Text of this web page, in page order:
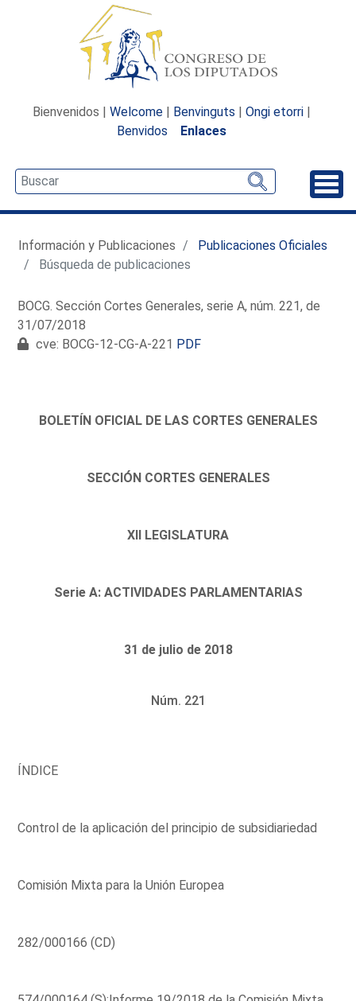
Bienvenidos | Welcome | Benvinguts | Ongi etorri |
Benvidos
Enlaces
Información y Publicaciones
Publicaciones Oficiales
Búsqueda de publicaciones
BOCG. Sección Cortes Generales, serie A, núm. 221, de
31/07/2018
cve: BOCG-12-CG-A-221 PDF
BOLETÍN OFICIAL DE LAS CORTES GENERALES
SECCIÓN CORTES GENERALES
XII LEGISLATURA
Serie A: ACTIVIDADES PARLAMENTARIAS
31 de julio de 2018
Núm. 221
ÍNDICE
Control de la aplicación del principio de subsidiariedad
Comisión Mixta para la Unión Europea
282/000166 (CD)